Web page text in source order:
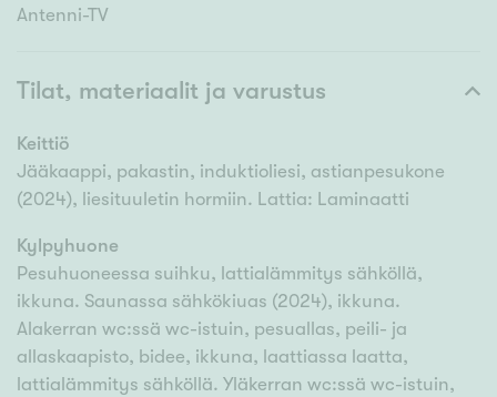
Antenni-TV
Tilat, materiaalit ja varustus
Keittiö
Jääkaappi, pakastin, induktioliesi, astianpesukone
(2024), liesituuletin hormiin. Lattia: Laminaatti
Kylpyhuone
Pesuhuoneessa suihku, lattialämmitys sähköllä,
ikkuna. Saunassa sähkökiuas (2024), ikkuna.
Alakerran wc:ssä wc-istuin, pesuallas, peili- ja
allaskaapisto, bidee, ikkuna, laattiassa laatta,
lattialämmitys sähköllä. Yläkerran wc:ssä wc-istuin,